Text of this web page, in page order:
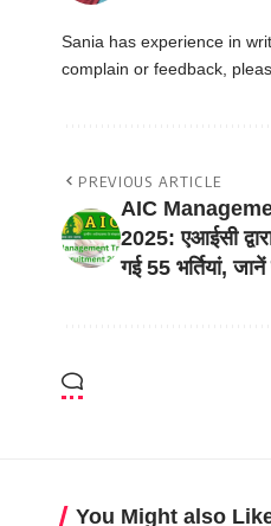
Sania has experience in
complain or feedback,
PREVIOUS ARTICLE
AIC
2025: एआईसी
गई 55 भर्तियां,
You Might also